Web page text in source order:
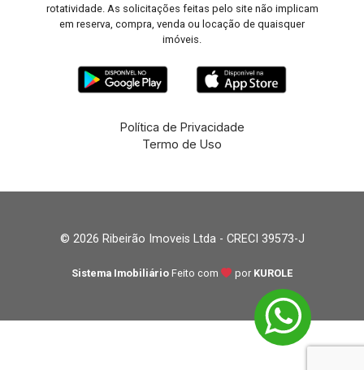
rotatividade. As solicitações feitas pelo site não implicam
em reserva, compra, venda ou locação de quaisquer
imóveis.
Política de Privacidade
Termo de Uso
© 2026 Ribeirão Imoveis Ltda - CRECI 39573-J
Sistema Imobiliário Feito com por KUROLE